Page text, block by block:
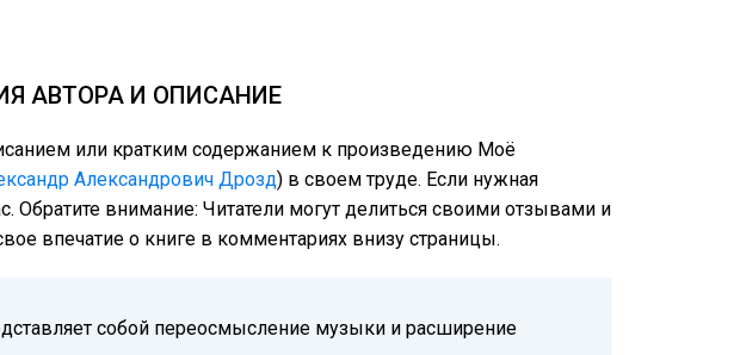
АВТОРА И ОПИСАНИЕ
или кратким содержанием к произведению Моё
Александрович Дрозд) в своем труде. Если нужная
Обратите внимание: Читатели могут делиться своими отзывами и
впечатие о книге в комментариях внизу страницы.
собой переосмысление музыки и расширение